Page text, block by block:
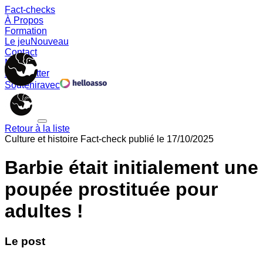
Fact-checks
À Propos
Formation
Le jeuNouveau
Contact
Memes
Newsletter
Souteniravec
Retour à la liste
Culture et histoire Fact-check publié le 17/10/2025
Barbie était initialement une
poupée prostituée pour
adultes !
Le post